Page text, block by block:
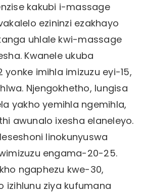
kakubi i-massage
ezininzi ezakhayo
uhlale kwi-massage
Kwanele ukuba
yonke imihla imizuzu eyi-15,
Njengokhetho, lungisa
yakho yemihla ngemihla,
awunalo ixesha elaneleyo.
linokunyuswa
engama-20-25.
ngaphezu kwe-30,
izihlunu ziya kufumana